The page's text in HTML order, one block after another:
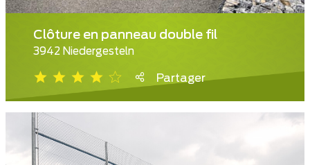
Clôture en panneau double fil
3942 Niedergesteln
Partager